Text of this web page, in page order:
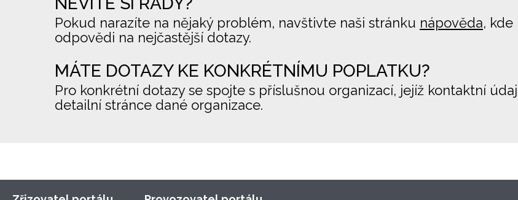
Pokud narazíte na nějaký problém, navštivte naši stránku nápověda,
odpovědi na nejčastější dotazy.
MÁTE DOTAZY KE KONKRÉTNÍMU POPLATKU?
Pro konkrétní dotazy se spojte s příslušnou organizací, jejíž kontaktní
detailní stránce dané organizace.